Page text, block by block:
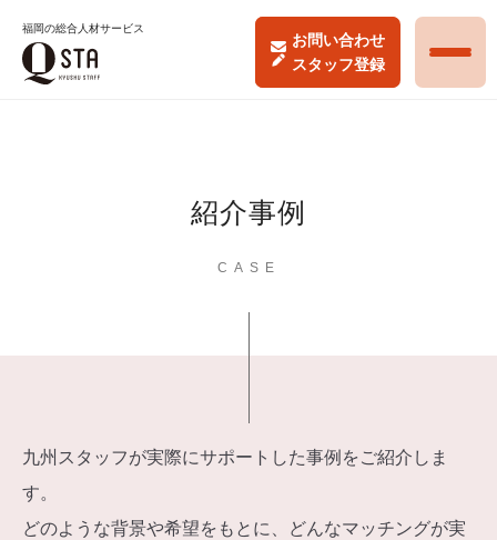
福岡の総合人材サービス
お問い合わせ
スタッフ登録
紹介事例
CASE
九州スタッフが実際にサポートした事例をご紹介しま
す。
どのような背景や希望をもとに、どんなマッチングが実